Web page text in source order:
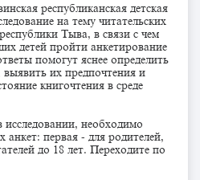
республиканская детская
на тему читательских
Тыва, в связи с чем
детей пройти анкетирование
помогут яснее определить
их предпочтения и
книгочтения в среде
необходимо
анкет: первая - для родителей,
до 18 лет. Переходите по